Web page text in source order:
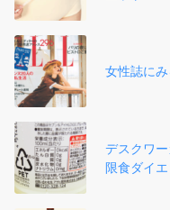
女性誌に
デスクワ
限食ダイ